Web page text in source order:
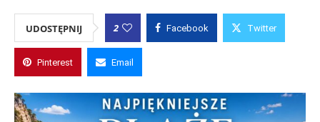
UDOSTĘPNIJ 2 Facebook Twitter
Pinterest Email